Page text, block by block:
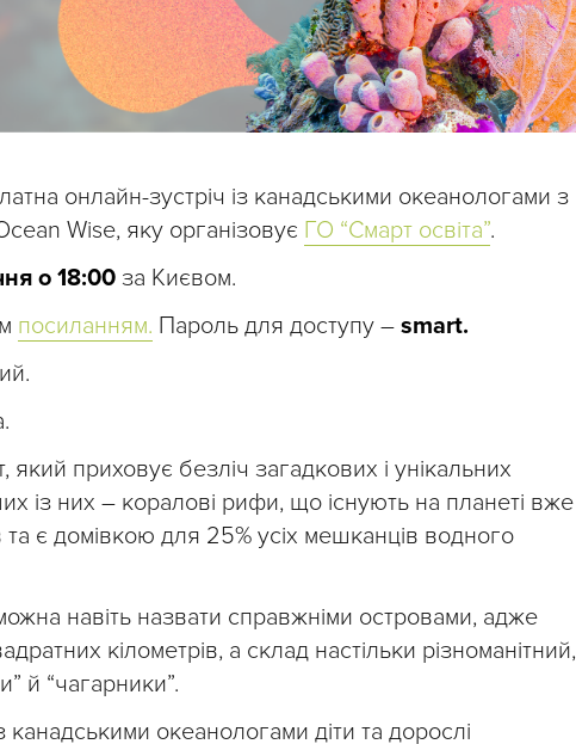
онлайн-зустріч із канадськими океанологами з
Wise, яку організовує ГО “Смарт освіта”.
о 18:00 за Києвом.
посиланням. Пароль для доступу – smart.
приховує безліч загадкових і унікальних
із них – коралові рифи, що існують на планеті вже
та є домівкою для 25% усіх мешканців водного
навіть назвати справжніми островами, адже
кілометрів, а склад настільки різноманітний,
й “чагарники”.
океанологами діти та дорослі